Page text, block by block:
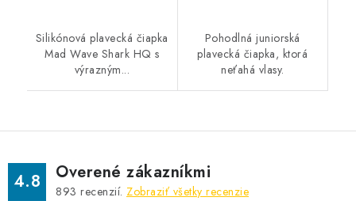
Silikónová plavecká čiapka
Mad Wave Shark HQ s
výrazným...
Pohodlná juniorská
plavecká čiapka, ktorá
neťahá vlasy.
4.8 Overené zákazníkmi
893 recenzií. Zobraziť všetky recenzie